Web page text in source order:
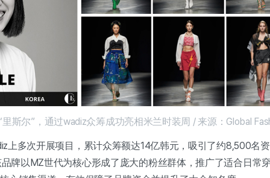
斯尔”，通过wadiz众筹成功亮相米兰时装周 / 来源：Global
上多次开展项目，累计众筹额达14亿韩元，吸引了约8,500名
牌以MZ世代为核心形成了庞大的粉丝群体，推广了适合日常